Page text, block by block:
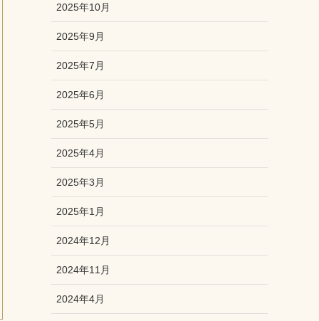
2025年10月
2025年9月
2025年7月
2025年6月
2025年5月
2025年4月
2025年3月
2025年1月
2024年12月
2024年11月
2024年4月